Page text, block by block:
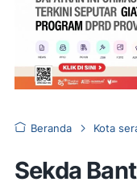
Beranda Kota
Sekda